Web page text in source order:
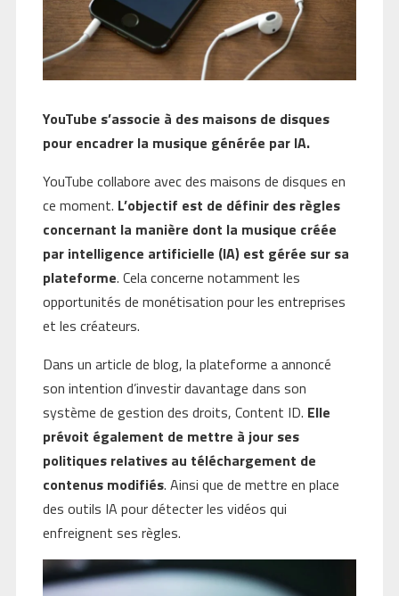
YouTube s’associe à des maisons de disques
pour encadrer la musique générée par IA.
YouTube collabore avec des maisons de disques en
ce moment. L’objectif est de définir des règles
concernant la manière dont la musique créée
par intelligence artificielle (IA) est gérée sur sa
plateforme. Cela concerne notamment les
opportunités de monétisation pour les entreprises
et les créateurs.
Dans un article de blog, la plateforme a annoncé
son intention d’investir davantage dans son
système de gestion des droits, Content ID. Elle
prévoit également de mettre à jour ses
politiques relatives au téléchargement de
contenus modifiés. Ainsi que de mettre en place
des outils IA pour détecter les vidéos qui
enfreignent ses règles.